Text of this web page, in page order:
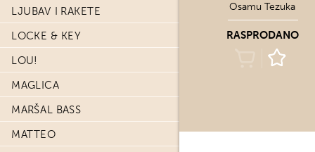
LJUBAV I RAKETE
LOCKE & KEY
LOU!
MAGLICA
MARŠAL BASS
MATTEO
Osamu Tezuka
RASPRODANO